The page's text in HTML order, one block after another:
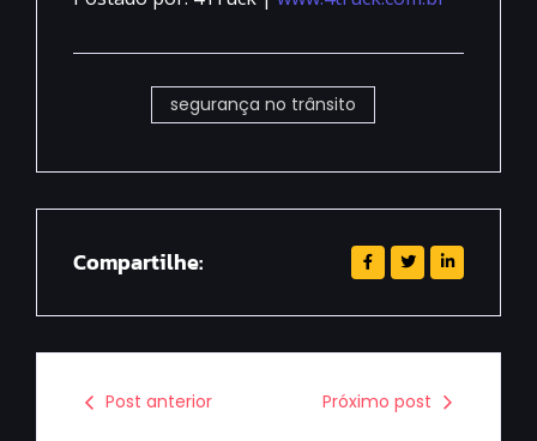
segurança no trânsito
Compartilhe:
Post anterior Próximo post